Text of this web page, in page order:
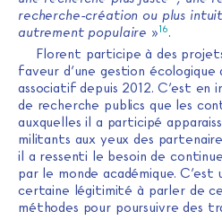
recherche-création ou plus
autrement populaire »16.
Florent participe à des
faveur d’une gestion écologique
associatif depuis 2012. C’est en
de recherche publics que les
auxquelles il a participé
militants aux yeux des
il a ressenti le besoin de
par le monde académique. C’est
certaine légitimité à parler de
méthodes pour poursuivre des